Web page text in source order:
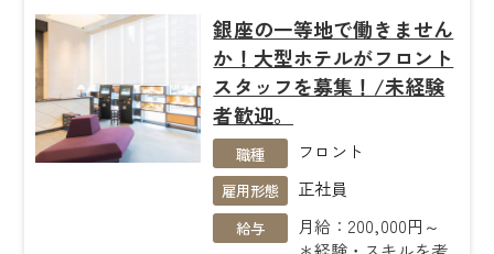
銀座の一等地で働きません
か！大型ホテルがフロント
スタッフを募集！/未経験
者歓迎。
職種 フロント
雇用形態 正社員
給与
月給：200,000円～